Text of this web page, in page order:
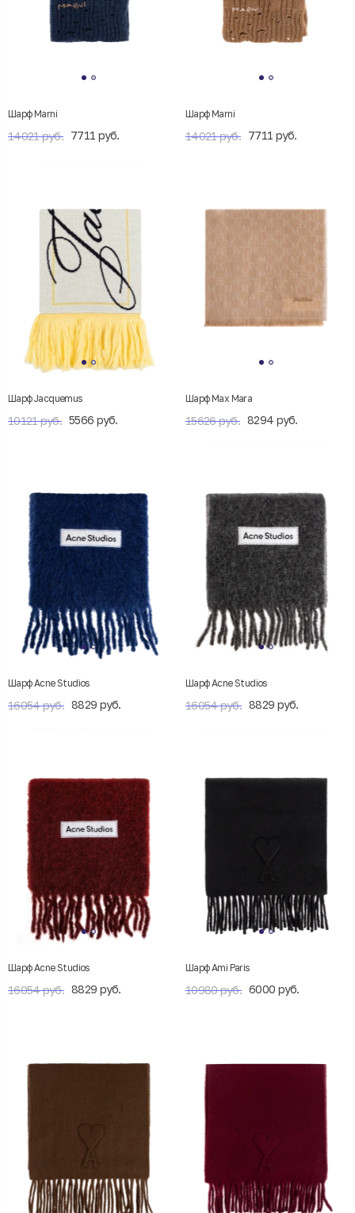
Шарф Marni
14021 руб. 7711 руб.
Шарф Marni
14021 руб. 7711 руб.
Шарф Jacquemus
10121 руб. 5566 руб.
Шарф Max Mara
15626 руб. 8294 руб.
Шарф Acne Studios
16054 руб. 8829 руб.
Шарф Acne Studios
16054 руб. 8829 руб.
Шарф Acne Studios
16054 руб. 8829 руб.
Шарф Ami Paris
10980 руб. 6000 руб.